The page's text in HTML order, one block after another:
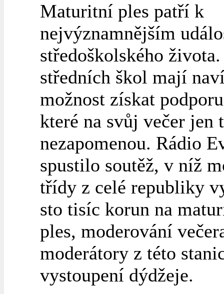
Maturitní ples patří k
nejvýznamnějším
středoškolského
středních škol mají
možnost získat
které na svůj večer jen
nezapomenou. Rádio
spustilo soutěž, v níž
třídy z celé republiky
sto tisíc korun na
ples, moderování
moderátory z této
vystoupení dýdžeje.